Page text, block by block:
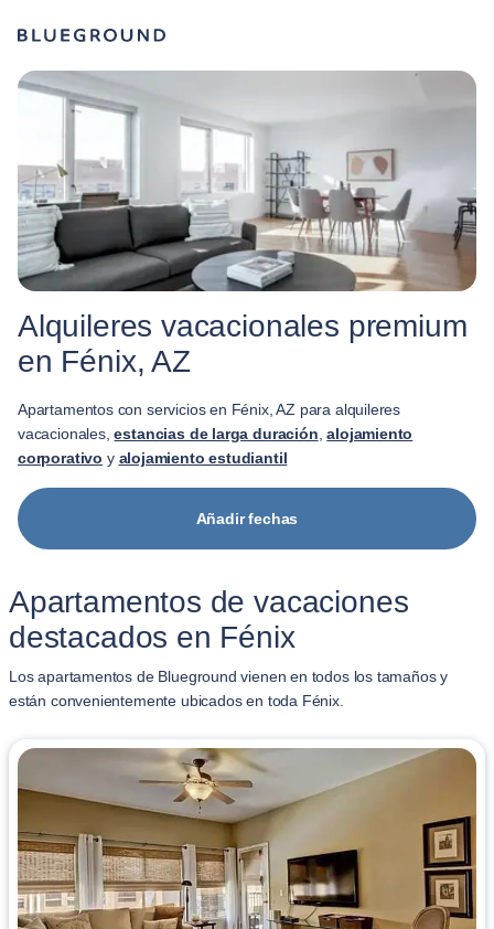
Alquileres vacacionales premium
en Fénix, AZ
Apartamentos con servicios en Fénix, AZ para alquileres
vacacionales,estancias de larga duración ,alojamiento
corporativo y alojamiento estudiantil
Añadir fechas
Apartamentos de vacaciones
destacados en Fénix
Los apartamentos de Blueground vienen en todos los tamaños y
están convenientemente ubicados en toda Fénix.